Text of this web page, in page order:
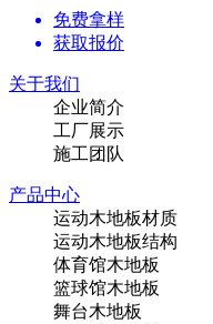
免费拿样
获取报价
关于我们
企业简介
工厂展示
施工团队
产品中心
运动木地板材质
运动木地板结构
体育馆木地板
篮球馆木地板
舞台木地板